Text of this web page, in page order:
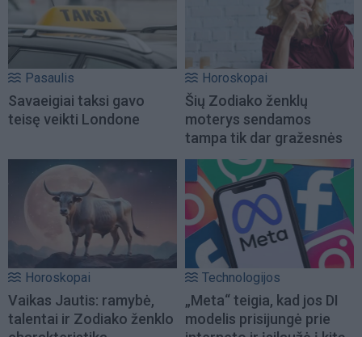
Pasaulis
Savaeigiai taksi gavo
teisę veikti Londone
Horoskopai
Šių Zodiako ženklų
moterys sendamos
tampa tik dar gražesnės
Horoskopai
Vaikas Jautis: ramybė,
talentai ir Zodiako ženklo
Technologijos
„Meta“ teigia, kad jos DI
modelis prisijungė prie